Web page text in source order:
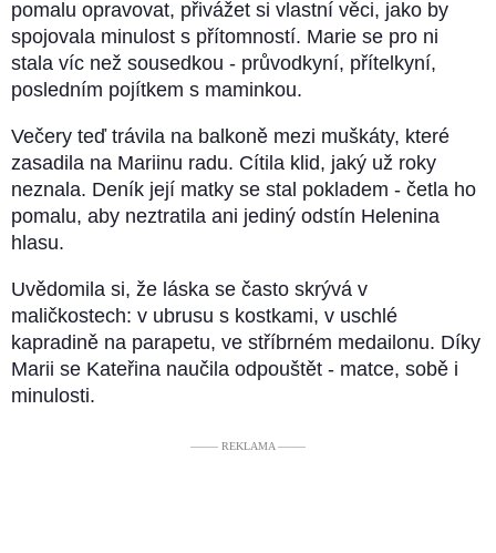
pomalu opravovat, přivážet si vlastní věci, jako by
spojovala minulost s přítomností. Marie se pro ni
stala víc než sousedkou - průvodkyní, přítelkyní,
posledním pojítkem s maminkou.
Večery teď trávila na balkoně mezi muškáty, které
zasadila na Mariinu radu. Cítila klid, jaký už roky
neznala. Deník její matky se stal pokladem - četla ho
pomalu, aby neztratila ani jediný odstín Helenina
hlasu.
Uvědomila si, že láska se často skrývá v
maličkostech: v ubrusu s kostkami, v uschlé
kapradině na parapetu, ve stříbrném medailonu. Díky
Marii se Kateřina naučila odpouštět - matce, sobě i
minulosti.
––––– REKLAMA –––––